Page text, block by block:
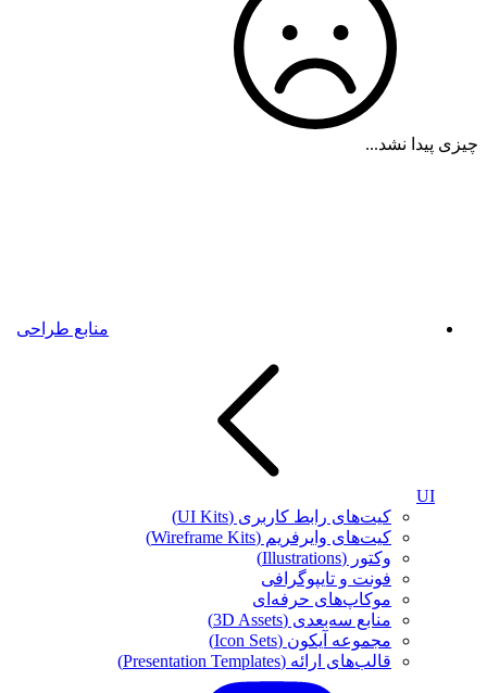
چیزی پیدا نشد...
منابع طراحی
UI
کیت‌های رابط کاربری (UI Kits)
کیت‌های وایرفریم (Wireframe Kits)
وکتور (Illustrations)
فونت‌ و تایپوگرافی
موکاپ‌های حرفه‌ای
منابع سه‌بعدی (3D Assets)
مجموعه آیکون‌ (Icon Sets)
قالب‌های ارائه (Presentation Templates)